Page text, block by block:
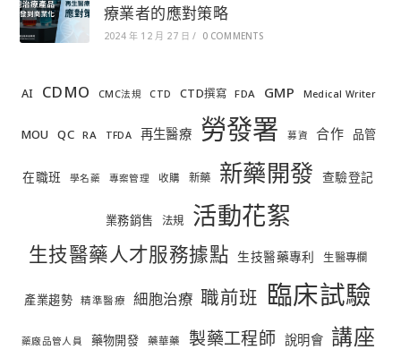
療業者的應對策略
2024 年 12 月 27 日 / 0 COMMENTS
AI CDMO CMC法規 CTD CTD撰寫 FDA GMP Medical Writer
MOU QC RA TFDA 再生醫療 勞發署 募資 合作 品管
在職班 學名藥 專案管理 收購 新藥 新藥開發 查驗登記
業務銷售 法規 活動花絮
生技醫藥人才服務據點 生技醫藥專利 生醫專欄
產業趨勢 精準醫療 細胞治療 職前班 臨床試驗
藥廠品管人員 藥物開發 藥華藥 製藥工程師 說明會 講座